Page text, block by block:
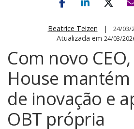
Beatrice Teizen | 24/03/
Atualizada em 24/03/
Com novo
House mantém
de inovação e
OBT própria